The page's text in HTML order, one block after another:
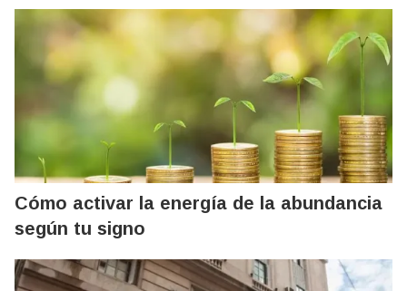
Cómo activar la energía de la abundancia
según tu signo